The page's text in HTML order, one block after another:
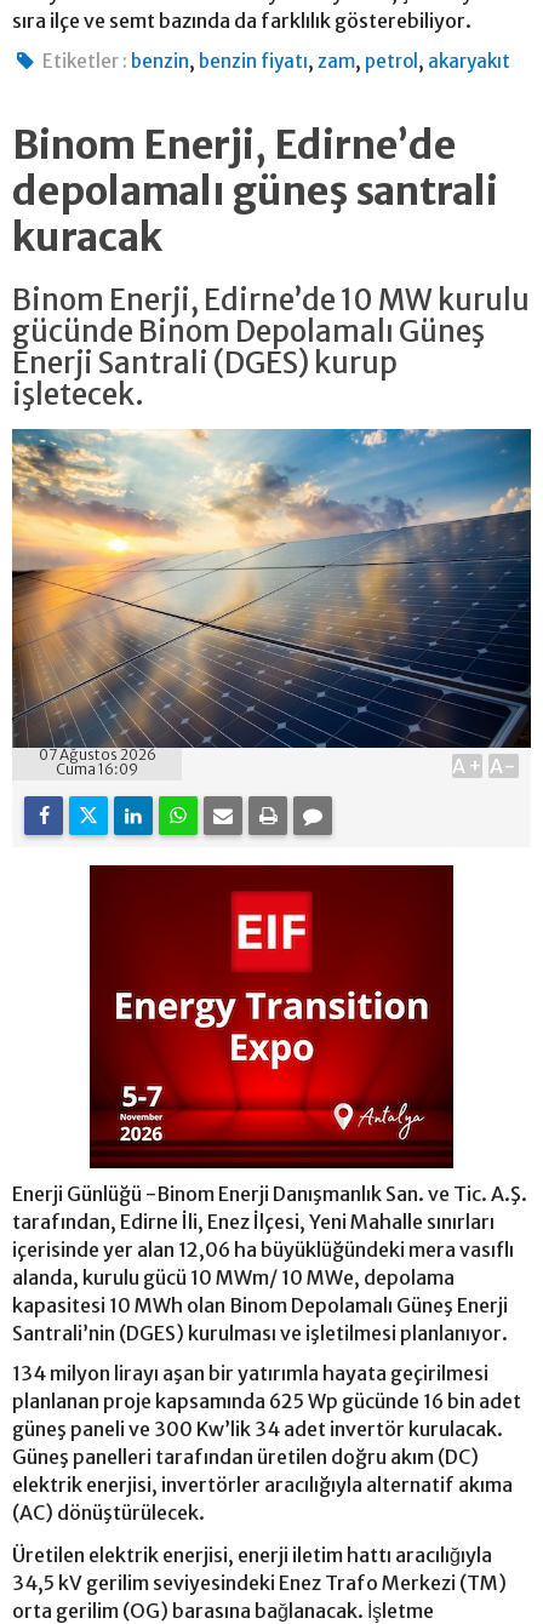
sıra ilçe ve semt bazında da farklılık gösterebiliyor.
Etiketler : benzin, benzin fiyatı, zam, petrol , akaryakıt
Binom Enerji, Edirne’de
depolamalı güneş santrali
kuracak
Binom Enerji, Edirne’de 10 MW kurulu
gücünde Binom Depolamalı Güneş
Enerji Santrali (DGES) kurup
işletecek.
07 Ağustos 2026
Cuma 16:09
A+ A-
Enerji Günlüğü -Binom Enerji Danışmanlık San. ve Tic. A.Ş.
tarafından, Edirne İli, Enez İlçesi, Yeni Mahalle sınırları
içerisinde yer alan 12,06 ha büyüklüğündeki mera vasıflı
alanda, kurulu gücü 10 MWm/ 10 MWe, depolama
kapasitesi 10 MWh olan Binom Depolamalı Güneş Enerji
Santrali’nin (DGES) kurulması ve işletilmesi planlanıyor.
134 milyon lirayı aşan bir yatırımla hayata geçirilmesi
planlanan proje kapsamında 625 Wp gücünde 16 bin adet
güneş paneli ve 300 Kw’lik 34 adet invertör kurulacak.
Güneş panelleri tarafından üretilen doğru akım (DC)
elektrik enerjisi, invertörler aracılığıyla alternatif akıma
(AC) dönüştürülecek.
Üretilen elektrik enerjisi, enerji iletim hattı aracılığıyla
34,5 kV gerilim seviyesindeki Enez Trafo Merkezi (TM)
orta gerilim (OG) barasına bağlanacak. İşletme